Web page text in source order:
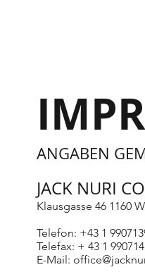
ANGABEN
JACK NURI
Klausgasse 46 1160
Telefon: +43 1
Telefax: + 43 1
E-Mail: